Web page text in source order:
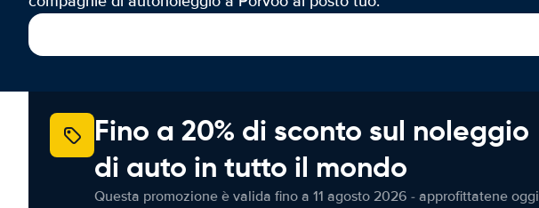
Fino a 20% di sconto sul noleggio
di auto in tutto il mondo
Questa promozione è valida fino a 11 agosto 2026 - approfittatene oggi